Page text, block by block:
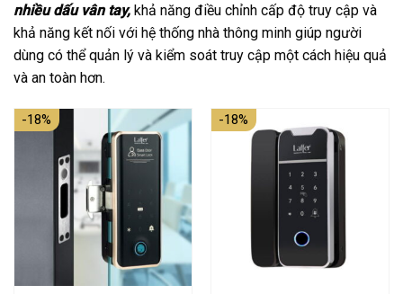
nhiều dấu vân tay, khả năng điều chỉnh cấp độ truy cập và
khả năng kết nối với hệ thống nhà thông minh giúp người
dùng có thể quản lý và kiểm soát truy cập một cách hiệu quả
và an toàn hơn.
-18% -18%